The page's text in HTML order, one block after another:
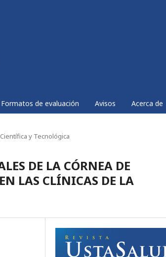
Formatos de evaluación Avisos Acerca de
y Tecnológica
DE LA CÓRNEA DE
LAS CLÍNICAS DE LA